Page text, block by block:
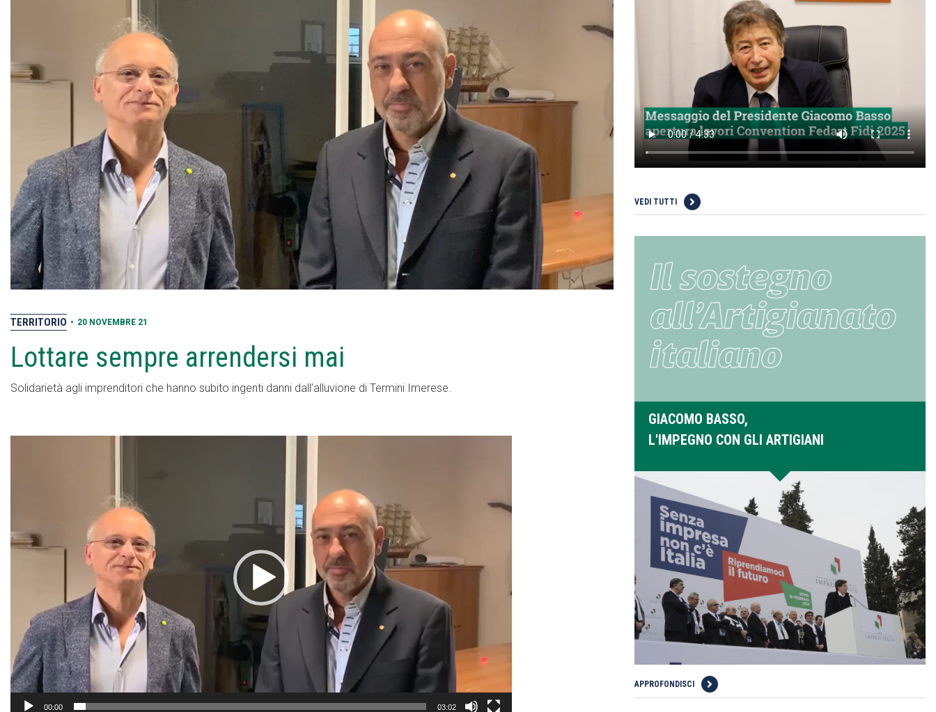
TERRITORIO • 20 NOVEMBRE 21
Lottare sempre arrendersi mai
Solidarietà agli imprenditori che hanno subito ingenti danni dall’alluvione di Termini Imerese.
00:00 03:02
VEDI TUTTI
GIACOMO BASSO,
L'IMPEGNO CON GLI ARTIGIANI
APPROFONDISCI